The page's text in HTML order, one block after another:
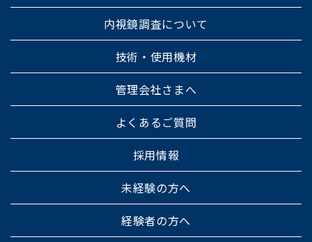
内視鏡調査について
技術・使用機材
管理会社さまへ
よくあるご質問
採用情報
未経験の方へ
経験者の方へ